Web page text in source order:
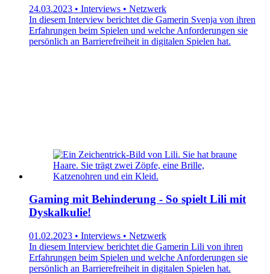
24.03.2023 • Interviews • Netzwerk
In diesem Interview berichtet die Gamerin Svenja von ihren
Erfahrungen beim Spielen und welche Anforderungen sie
persönlich an Barrierefreiheit in digitalen Spielen hat.
Gaming mit Behinderung - So spielt Lili mit
Dyskalkulie!
01.02.2023 • Interviews • Netzwerk
In diesem Interview berichtet die Gamerin Lili von ihren
Erfahrungen beim Spielen und welche Anforderungen sie
persönlich an Barrierefreiheit in digitalen Spielen hat.